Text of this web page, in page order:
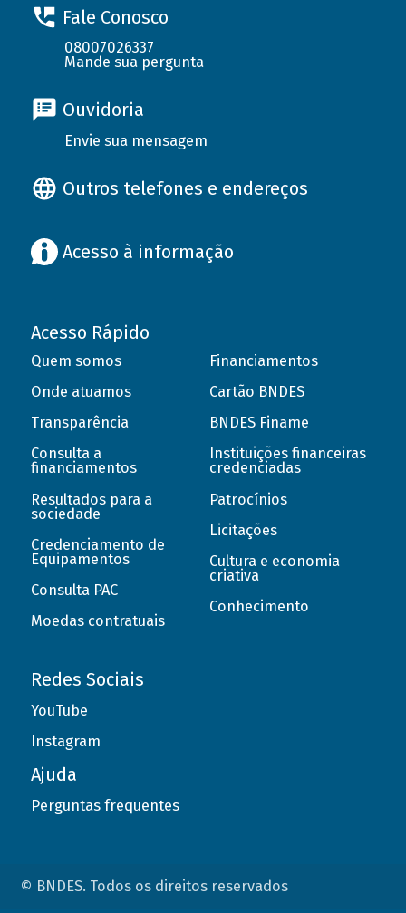
Fale Conosco
08007026337
Mande sua pergunta
Ouvidoria
Envie sua mensagem
Outros telefones e endereços
Acesso à informação
Acesso Rápido
Quem somos
Onde atuamos
Transparência
Consulta a
financiamentos
Resultados para a
sociedade
Credenciamento de
Equipamentos
Consulta PAC
Moedas contratuais
Financiamentos
Cartão BNDES
BNDES Finame
Instituições financeiras
credenciadas
Patrocínios
Licitações
Cultura e economia
criativa
Conhecimento
Redes Sociais
YouTube
Instagram
Ajuda
Perguntas frequentes
© BNDES. Todos os direitos reservados